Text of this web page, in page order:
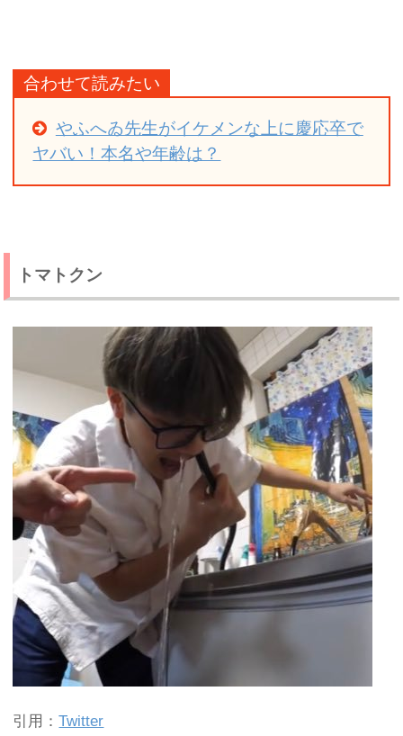
合わせて読みたい
やふへゐ先生がイケメンな上に慶応卒で
ヤバい！本名や年齢は？
トマトクン
引用：Twitter